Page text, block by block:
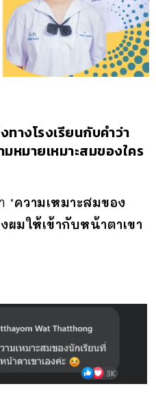
างโรงเรียนกับคำว่า
มหมายเหมาะสมของใคร
‘ความเหมาะสมของ
ผมให้เข้ากับหน้าตาเขา